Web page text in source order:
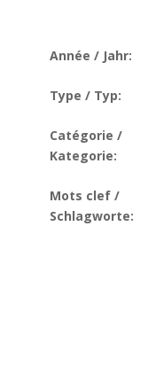
Année / Jahr:
Type / Typ:
Catégorie /
Kategorie:
Mots clef /
Schlagworte: